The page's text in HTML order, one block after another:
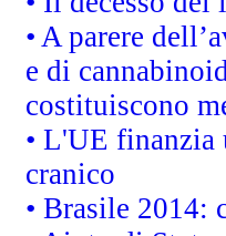
• A parere
e di
costituiscono
• L'UE finanzia
cranico
• Brasile 2014: